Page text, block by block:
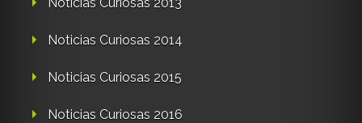
Noticias Curiosas 2014
Noticias Curiosas 2015
Noticias Curiosas 2016